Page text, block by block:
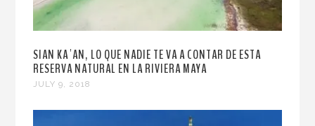
SIAN KA´AN, LO QUE NADIE TE VA A CONTAR DE ESTA
RESERVA NATURAL EN LA RIVIERA MAYA
JULY 9, 2018